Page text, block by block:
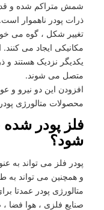
شمش متراکم شده و
ذرات پودر ناهموار
تغییر شکل ، گوه می
مکانیکی ایجاد می
یکدیگر نزدیک هستند و
متصل می شوند.
افزودن این دو نیرو و
محصولات متالورژی
فلز پودر
شود؟
پودر فلز می تواند به
و همچنین می تواند
متالورژی پودر عمدتا
صنایع فلزی ، هوا فضا ،